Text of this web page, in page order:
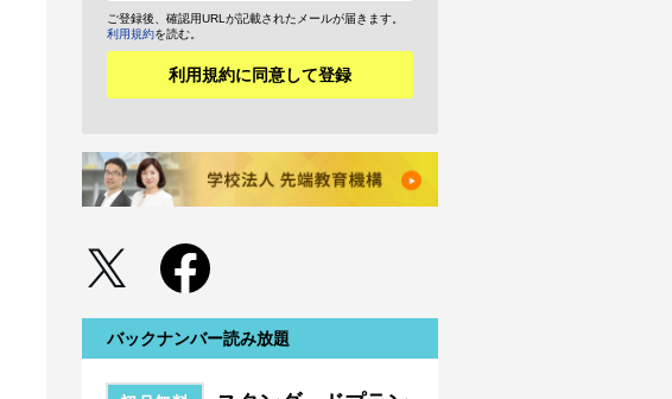
ご登録後、確認用URLが記載されたメールが届きます。
利用規約を読む。
利用規約に同意して登録
バックナンバー読み放題